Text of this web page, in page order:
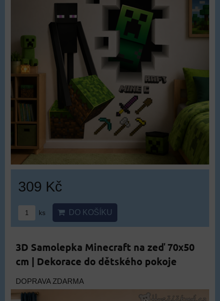
309 Kč
ks DO KOŠÍKU
3D Samolepka Minecraft na zeď 70x50
cm | Dekorace do dětského pokoje
DOPRAVA ZDARMA